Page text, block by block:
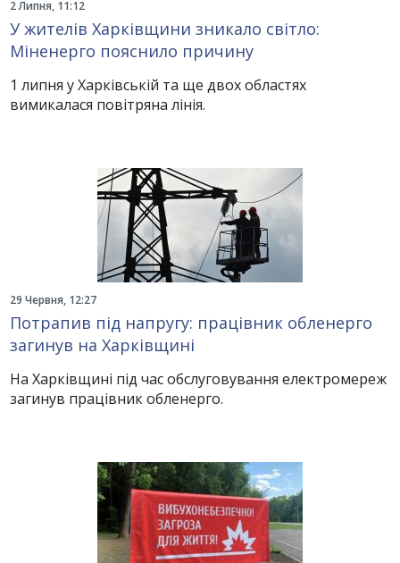
2 Липня, 11:12
У жителів Харківщини зникало світло:
Міненерго пояснило причину
1 липня у Харківській та ще двох областях
вимикалася повітряна лінія.
29 Червня, 12:27
Потрапив під напругу: працівник обленерго
загинув на Харківщині
На Харківщині під час обслуговування електромереж
загинув працівник обленерго.